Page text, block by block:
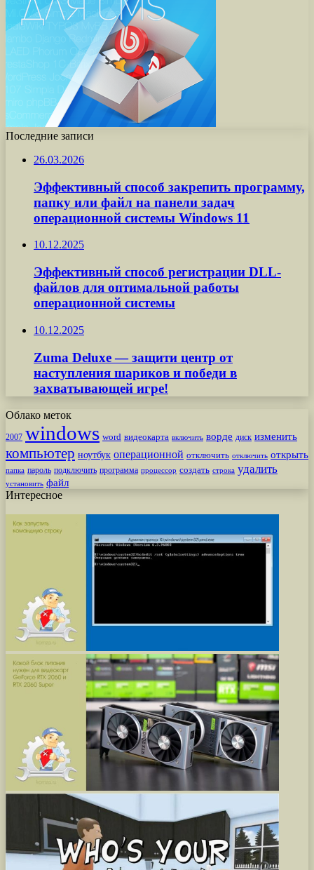
Последние записи
26.03.2026
Эффективный способ закрепить программу,
папку или файл на панели задач
операционной системы Windows 11
10.12.2025
Эффективный способ регистрации DLL-
файлов для оптимальной работы
операционной системы
10.12.2025
Zuma Deluxe — защити центр от
наступления шариков и победи в
захватывающей игре!
Облако меток
2007 windows word видеокарта включить ворде диск изменить
компьютер ноутбук операционной отключить отключить открыть
папка пароль подключить программа процессор создать строка удалить
установить файл
Интересное